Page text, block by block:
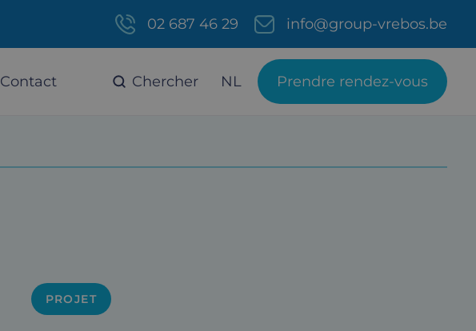
02 687 46 29 info@group-vrebos.be
Contact Chercher NL Prendre rendez-vous
PROJET